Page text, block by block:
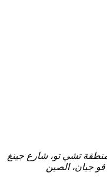
منطقة تشي تو، شارع جينغ
جيان، الصين